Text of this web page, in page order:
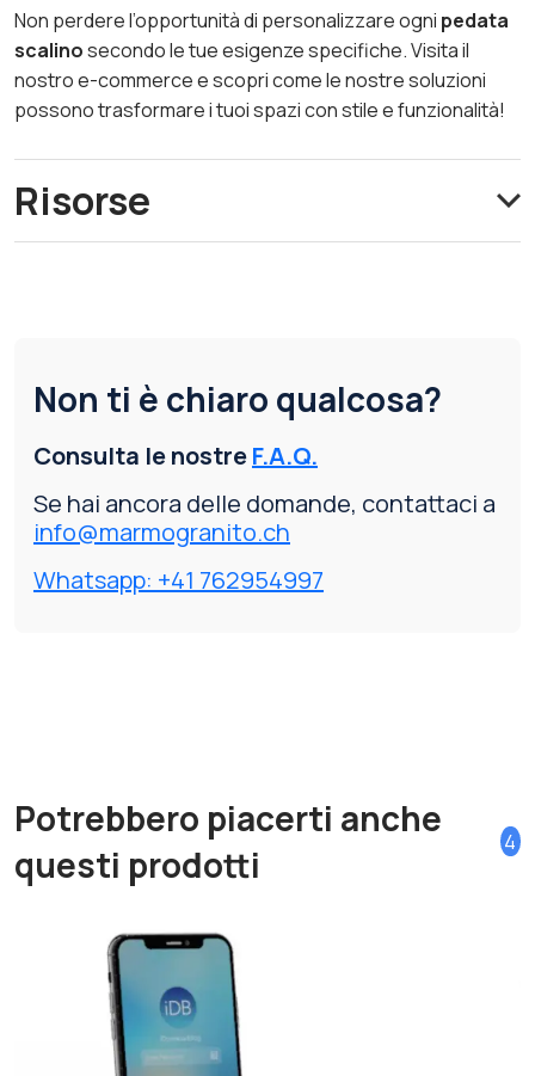
Non perdere l’opportunità di personalizzare ogni pedata
scalinosecondo le tue esigenze specifiche. Visita il
nostro e-commerce e scopri come le nostre soluzioni
possono trasformare i tuoi spazi con stile e funzionalità!
Risorse
Non ti è chiaro qualcosa?
Consulta le nostreF.A.Q.
Se hai ancora delle domande, contattaci a
info@marmogranito.ch
Whatsapp: +41 762954997
Potrebbero piacerti anche
questi prodotti
4